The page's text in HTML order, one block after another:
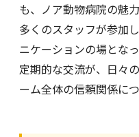
も、ノア動物病院の魅
多くのスタッフが参加
ニケーションの場とな
定期的な交流が、日々
ーム全体の信頼関係に